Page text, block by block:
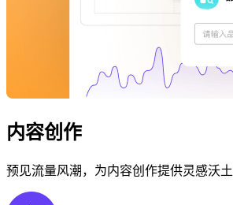
内容创作
预见流量风潮，为内容创作提供灵感沃土